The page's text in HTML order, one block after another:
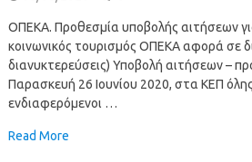
ΟΠΕΚΑ. Προθεσμία υποβολής αιτήσεων
κοινωνικός τουρισμός ΟΠΕΚΑ αφορά σε
διανυκτερεύσεις) Υποβολή αιτήσεων –
Παρασκευή 26 Ιουνίου 2020, στα ΚΕΠ
ενδιαφερόμενοι …
Read More